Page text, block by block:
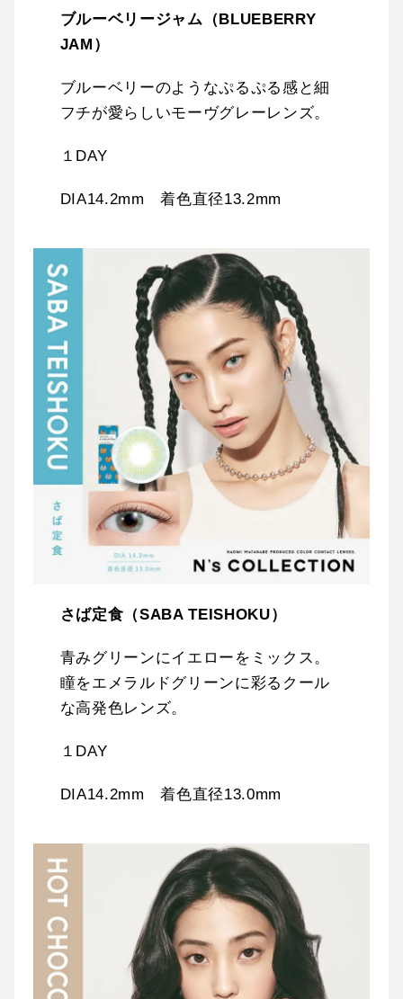
ブルーベリージャム（BLUEBERRY
JAM）
ブルーベリーのようなぷるぷる感と細
フチが愛らしいモーヴグレーレンズ。
１DAY
DIA14.2mm 着色直径13.2mm
さば定食（SABA TEISHOKU）
青みグリーンにイエローをミックス。
瞳をエメラルドグリーンに彩るクール
な高発色レンズ。
１DAY
DIA14.2mm 着色直径13.0mm